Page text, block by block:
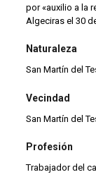
por «auxilio a la
Algeciras el 30
Naturaleza
San Martín del
Vecindad
San Martín del
Profesión
Trabajador del